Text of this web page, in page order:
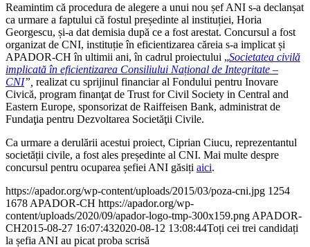
Reamintim că procedura de alegere a unui nou șef ANI s-a declanșat
ca urmare a faptului că fostul președinte al instituției, Horia
Georgescu, și-a dat demisia după ce a fost arestat. Concursul a fost
organizat de CNI, instituție în eficientizarea căreia s-a implicat și
APADOR-CH în ultimii ani, în cadrul proiectului „Societatea civilă
implicată în eficientizarea Consiliului Național de Integritate –
CNI”, realizat cu sprijinul financiar al Fondului pentru Inovare
Civică, program finanţat de Trust for Civil Society in Central and
Eastern Europe, sponsorizat de Raiffeisen Bank, administrat de
Fundaţia pentru Dezvoltarea Societăţii Civile.
Ca urmare a derulării acestui proiect, Ciprian Ciucu, reprezentantul
societății civile, a fost ales președinte al CNI. Mai multe despre
concursul pentru ocuparea șefiei ANI găsiți aici.
https://apador.org/wp-content/uploads/2015/03/poza-cni.jpg 1254
1678 APADOR-CH https://apador.org/wp-
content/uploads/2020/09/apador-logo-tmp-300x159.png APADOR-
CH2015-08-27 16:07:432020-08-12 13:08:44Toți cei trei candidați
la șefia ANI au picat proba scrisă